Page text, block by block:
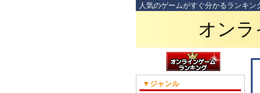
人気のゲームがすぐ分かるランキン
オン
▼ジャンル